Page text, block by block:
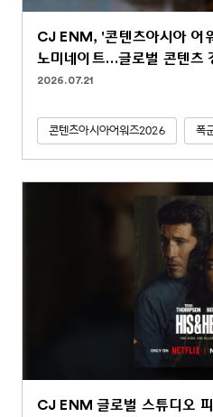
CJ ENM, '콘텐츠아시아 어
노미네이트…글로벌 콘텐츠
2026.07.21
콘텐츠아시아어워즈2026 폭
CJ ENM 글로벌 스튜디오